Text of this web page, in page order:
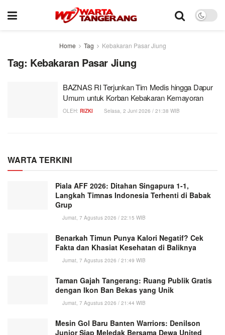
Home Tag Kebakaran Pasar Jiung
Tag: Kebakaran Pasar Jiung
BAZNAS RI Terjunkan Tim Medis hingga Dapur
Umum untuk Korban Kebakaran Kemayoran
OLEH: RIZKI Selasa, 2 Juni 2026 / 21:38 WIB
WARTA TERKINI
Piala AFF 2026: Ditahan Singapura 1-1,
Langkah Timnas Indonesia Terhenti di Babak
Grup
Jumat, 7 Agustus 2026 / 22:15 WIB
Benarkah Timun Punya Kalori Negatif? Cek
Fakta dan Khasiat Kesehatan di Baliknya
Jumat, 7 Agustus 2026 / 21:49 WIB
Taman Gajah Tangerang: Ruang Publik Gratis
dengan Ikon Ban Bekas yang Unik
Jumat, 7 Agustus 2026 / 21:44 WIB
Mesin Gol Baru Banten Warriors: Denilson
Junior Siap Meledak Bersama Dewa United